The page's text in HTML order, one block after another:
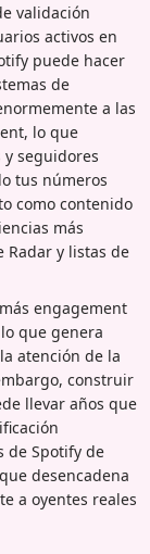
validación
activos en
puede hacer
de
a las
lo que
seguidores
tus números
como contenido
más
Radar y listas de
engagement
que genera
atención de la
construir
llevar años que
de Spotify de
desencadena
a oyentes reales